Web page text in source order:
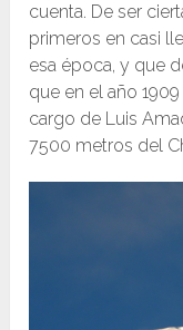
cuenta. De ser
primeros en casi
esa época, y que
que en el año
cargo de Luis
7500 metros del